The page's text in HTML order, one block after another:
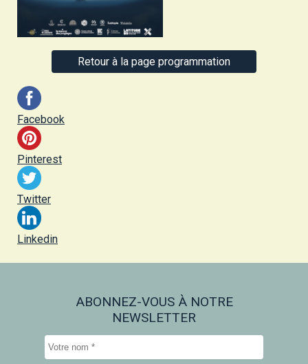
Retour à la page programmation
Facebook
Pinterest
Twitter
Linkedin
ABONNEZ-VOUS À NOTRE
NEWSLETTER